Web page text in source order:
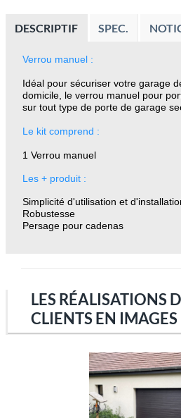
DESCRIPTIF SPEC.
Verrou manuel :
Idéal pour sécuriser votre garage
domicile, le verrou manuel pour
sur tout type de porte de garage
Le kit comprend :
1 Verrou manuel
Les + produit :
Simplicité d'utilisation et
Robustesse
Persage pour cadenas
LES RÉALISATIONS
CLIENTS EN IMAGES